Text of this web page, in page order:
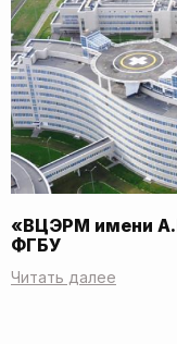
«ВЦЭРМ имени
ФГБУ
Читать далее